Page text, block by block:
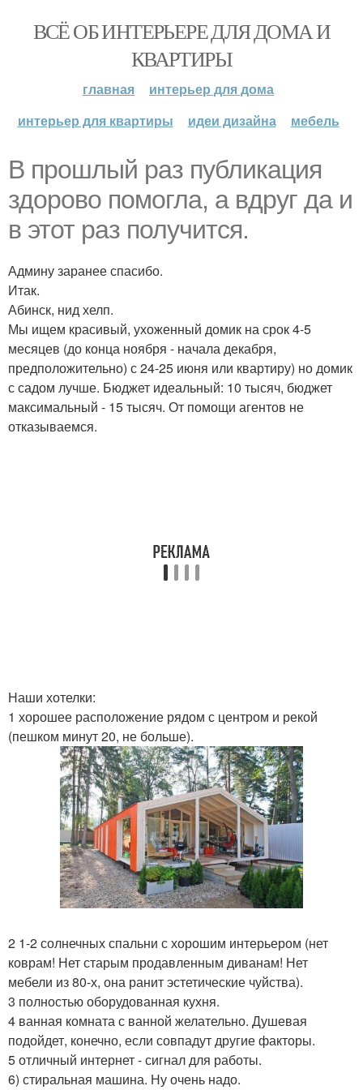
ВСЁ ОБ ИНТЕРЬЕРЕ ДЛЯ ДОМА И
КВАРТИРЫ
главная
интерьер для дома
интерьер для квартиры
идеи дизайна мебель
В прошлый раз публикация
здорово помогла, а вдруг да и
в этот раз получится.
Админу заранее спасибо.
Итак.
Абинск, нид хелп.
Мы ищем красивый, ухоженный домик на срок 4-5
месяцев (до конца ноября - начала декабря,
предположительно) с 24-25 июня или квартиру) но домик
с садом лучше. Бюджет идеальный: 10 тысяч, бюджет
максимальный - 15 тысяч. От помощи агентов не
отказываемся.
Наши хотелки:
1 хорошее расположение рядом с центром и рекой
(пешком минут 20, не больше).
2 1-2 солнечных спальни с хорошим интерьером (нет
коврам! Нет старым продавленным диванам! Нет
мебели из 80-х, она ранит эстетические чуйства).
3 полностью оборудованная кухня.
4 ванная комната с ванной желательно. Душевая
подойдет, конечно, если совпадут другие факторы.
5 отличный интернет - сигнал для работы.
6) стиральная машина. Ну очень надо.